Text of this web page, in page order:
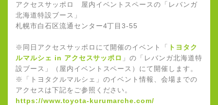
アクセスサッポロ 屋内イベントスペースの「レバンガ
北海道特設ブース」
札幌市白石区流通センター4丁目3-55
※同日アクセスサッポロにて開催のイベント「
トヨタク
ルマルシェ in アクセスサッポロ 」の「レバンガ北海道特
設ブース」（屋内イベントスペース）にて開催します。
※「トヨタクルマルシェ」のイベント情報、会場までの
アクセスは下記をご参照ください。
https://www.toyota-kurumarche.com/